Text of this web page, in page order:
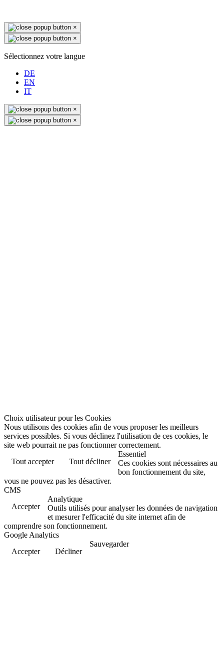
×
×
Sélectionnez votre langue
DE
EN
IT
×
×
Choix utilisateur pour les Cookies
Nous utilisons des cookies afin de vous proposer les meilleurs
services possibles. Si vous déclinez l'utilisation de ces cookies, le
site web pourrait ne pas fonctionner correctement.
Tout accepter
Tout décliner
Essentiel
Ces cookies sont nécessaires au
bon fonctionnement du site,
vous ne pouvez pas les désactiver.
CMS
Accepter
Analytique
Outils utilisés pour analyser les données de navigation
et mesurer l'efficacité du site internet afin de
comprendre son fonctionnement.
Google Analytics
Accepter
Décliner
Sauvegarder